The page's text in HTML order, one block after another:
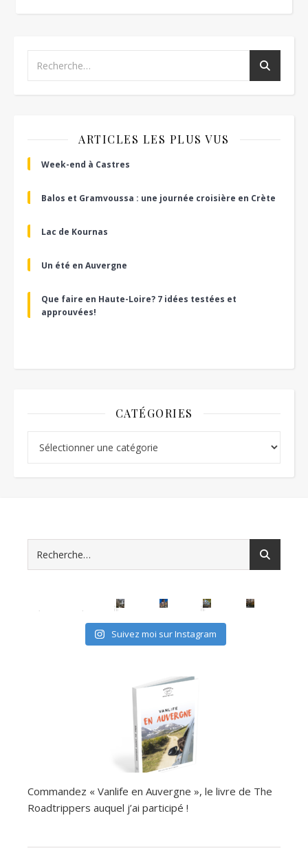
ARTICLES LES PLUS VUS
Week-end à Castres
Balos et Gramvoussa : une journée croisière en Crète
Lac de Kournas
Un été en Auvergne
Que faire en Haute-Loire? 7 idées testées et
approuvées!
CATÉGORIES
avec les (mini) kids, c'est possible
Suivez moi sur Instagram
Commandez « Vanlife en Auvergne », le livre de The
Roadtrippers auquel j’ai participé !